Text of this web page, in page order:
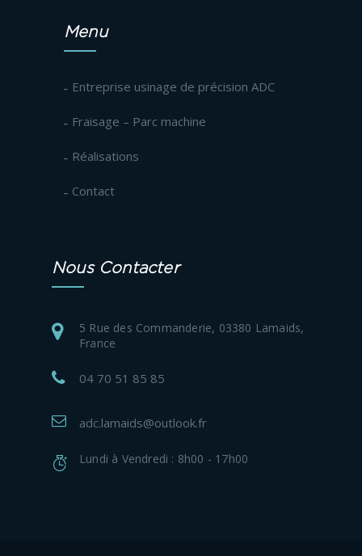
Menu
Entreprise usinage de précision ADC
Fraisage – Parc machine
Réalisations
Contact
Nous Contacter
5 Rue des Commanderie, 03380 Lamaids,
France
04 70 51 85 85
adc.lamaids@outlook.fr
Lundi à Vendredi : 8h00 - 17h00